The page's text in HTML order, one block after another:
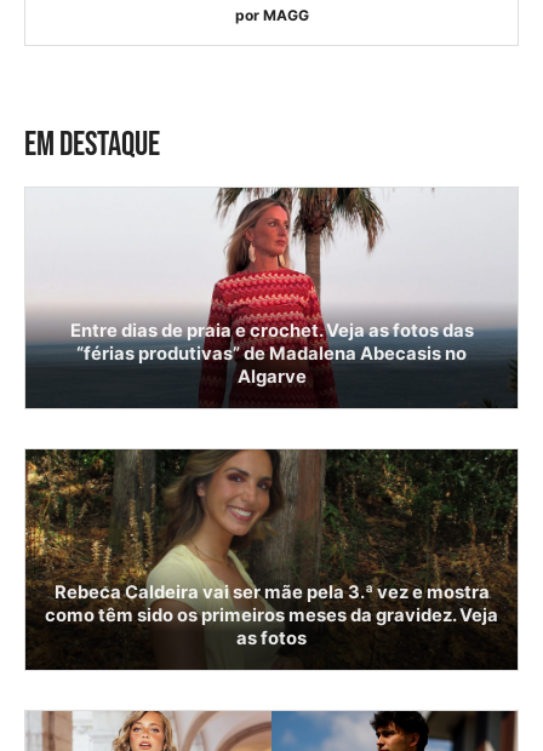
por MAGG
EM DESTAQUE
Entre dias de praia e crochet. Veja as fotos das
“férias produtivas” de Madalena Abecasis no
Algarve
Rebeca Caldeira vai ser mãe pela 3.ª vez e mostra
como têm sido os primeiros meses da gravidez. Veja
as fotos